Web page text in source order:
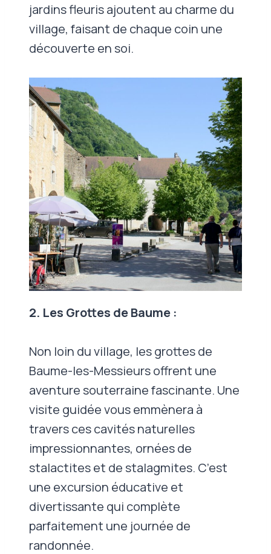
jardins fleuris ajoutent au charme du
village, faisant de chaque coin une
découverte en soi.
2. Les Grottes de Baume :
Non loin du village, les grottes de
Baume-les-Messieurs offrent une
aventure souterraine fascinante. Une
visite guidée vous emmènera à
travers ces cavités naturelles
impressionnantes, ornées de
stalactites et de stalagmites. C’est
une excursion éducative et
divertissante qui complète
parfaitement une journée de
randonnée.